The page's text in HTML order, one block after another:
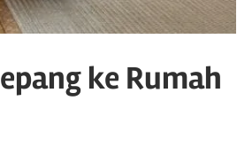
ke Rumah